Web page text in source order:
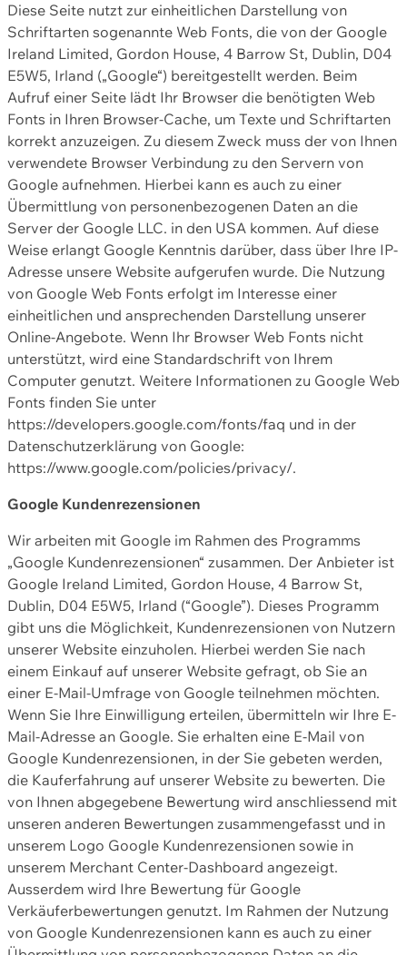
Diese Seite nutzt zur einheitlichen Darstellung von
Schriftarten sogenannte Web Fonts, die von der Google
Ireland Limited, Gordon House, 4 Barrow St, Dublin, D04
E5W5, Irland („Google“) bereitgestellt werden. Beim
Aufruf einer Seite lädt Ihr Browser die benötigten Web
Fonts in Ihren Browser-Cache, um Texte und Schriftarten
korrekt anzuzeigen. Zu diesem Zweck muss der von Ihnen
verwendete Browser Verbindung zu den Servern von
Google aufnehmen. Hierbei kann es auch zu einer
Übermittlung von personenbezogenen Daten an die
Server der Google LLC. in den USA kommen. Auf diese
Weise erlangt Google Kenntnis darüber, dass über Ihre IP-
Adresse unsere Website aufgerufen wurde. Die Nutzung
von Google Web Fonts erfolgt im Interesse einer
einheitlichen und ansprechenden Darstellung unserer
Online-Angebote. Wenn Ihr Browser Web Fonts nicht
unterstützt, wird eine Standardschrift von Ihrem
Computer genutzt. Weitere Informationen zu Google Web
Fonts finden Sie unter
https://developers.google.com/fonts/faq und in der
Datenschutzerklärung von Google:
https://www.google.com/policies/privacy/.
Google Kundenrezensionen
Wir arbeiten mit Google im Rahmen des Programms
„Google Kundenrezensionen“ zusammen. Der Anbieter ist
Google Ireland Limited, Gordon House, 4 Barrow St,
Dublin, D04 E5W5, Irland (“Google”). Dieses Programm
gibt uns die Möglichkeit, Kundenrezensionen von Nutzern
unserer Website einzuholen. Hierbei werden Sie nach
einem Einkauf auf unserer Website gefragt, ob Sie an
einer E-Mail-Umfrage von Google teilnehmen möchten.
Wenn Sie Ihre Einwilligung erteilen, übermitteln wir Ihre E-
Mail-Adresse an Google. Sie erhalten eine E-Mail von
Google Kundenrezensionen, in der Sie gebeten werden,
die Kauferfahrung auf unserer Website zu bewerten. Die
von Ihnen abgegebene Bewertung wird anschliessend mit
unseren anderen Bewertungen zusammengefasst und in
unserem Logo Google Kundenrezensionen sowie in
unserem Merchant Center-Dashboard angezeigt.
Ausserdem wird Ihre Bewertung für Google
Verkäuferbewertungen genutzt. Im Rahmen der Nutzung
von Google Kundenrezensionen kann es auch zu einer